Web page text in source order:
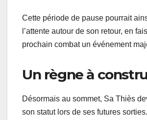
Cette période de pause pourrait
l’attente autour de son retour, en
prochain combat un événement
Un règne à
Désormais au sommet, Sa Thiès
son statut lors de ses futures